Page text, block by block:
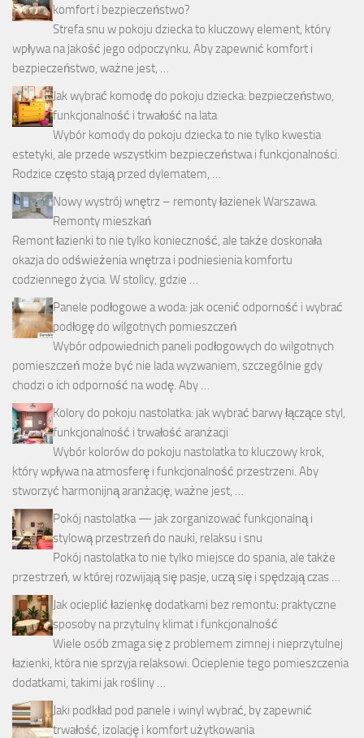
komfort i bezpieczeństwo?
Strefa snu w pokoju dziecka to kluczowy element, który
wpływa na jakość jego odpoczynku. Aby zapewnić komfort i
bezpieczeństwo, ważne jest, …
Jak wybrać komodę do pokoju dziecka: bezpieczeństwo,
funkcjonalność i trwałość na lata
Wybór komody do pokoju dziecka to nie tylko kwestia
estetyki, ale przede wszystkim bezpieczeństwa i funkcjonalności.
Rodzice często stają przed dylematem, …
Nowy wystrój wnętrz – remonty łazienek Warszawa.
Remonty mieszkań
Remont łazienki to nie tylko konieczność, ale także doskonała
okazja do odświeżenia wnętrza i podniesienia komfortu
codziennego życia. W stolicy, gdzie …
Panele podłogowe a woda: jak ocenić odporność i wybrać
podłogę do wilgotnych pomieszczeń
Wybór odpowiednich paneli podłogowych do wilgotnych
pomieszczeń może być nie lada wyzwaniem, szczególnie gdy
chodzi o ich odporność na wodę. Aby …
Kolory do pokoju nastolatka: jak wybrać barwy łączące styl,
funkcjonalność i trwałość aranżacji
Wybór kolorów do pokoju nastolatka to kluczowy krok,
który wpływa na atmosferę i funkcjonalność przestrzeni. Aby
stworzyć harmonijną aranżację, ważne jest, …
Pokój nastolatka — jak zorganizować funkcjonalną i
stylową przestrzeń do nauki, relaksu i snu
Pokój nastolatka to nie tylko miejsce do spania, ale także
przestrzeń, w której rozwijają się pasje, uczą się i spędzają czas …
Jak ocieplić łazienkę dodatkami bez remontu: praktyczne
sposoby na przytulny klimat i funkcjonalność
Wiele osób zmaga się z problemem zimnej i nieprzytulnej
łazienki, która nie sprzyja relaksowi. Ocieplenie tego pomieszczenia
dodatkami, takimi jak rośliny …
Jaki podkład pod panele i winyl wybrać, by zapewnić
trwałość, izolację i komfort użytkowania